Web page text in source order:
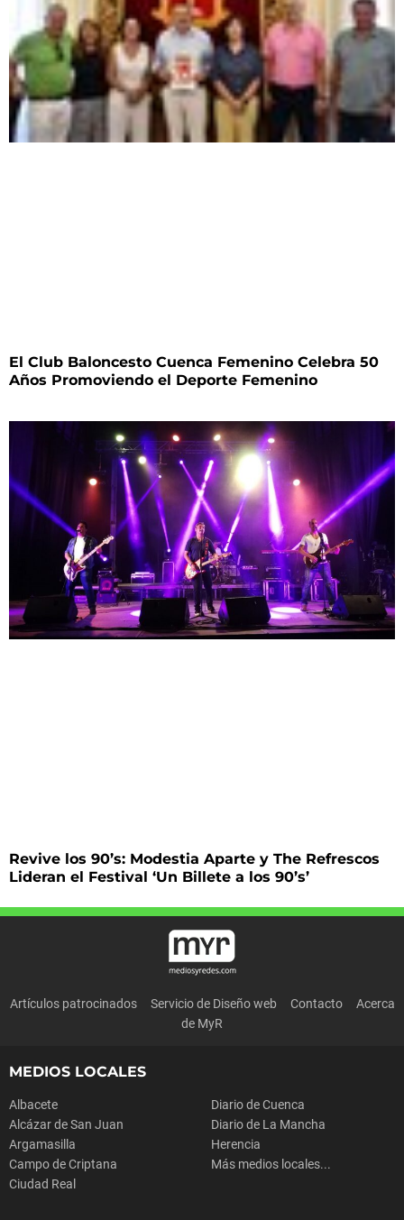
El Club Baloncesto Cuenca Femenino Celebra 50
Años Promoviendo el Deporte Femenino
Revive los 90’s: Modestia Aparte y The Refrescos
Lideran el Festival ‘Un Billete a los 90’s’
Artículos patrocinados Servicio de Diseño web Contacto
Acerca
de MyR
MEDIOS LOCALES
Albacete
Alcázar de San Juan
Argamasilla
Campo de Criptana
Ciudad Real
Diario de Cuenca
Diario de La Mancha
Herencia
Más medios locales...